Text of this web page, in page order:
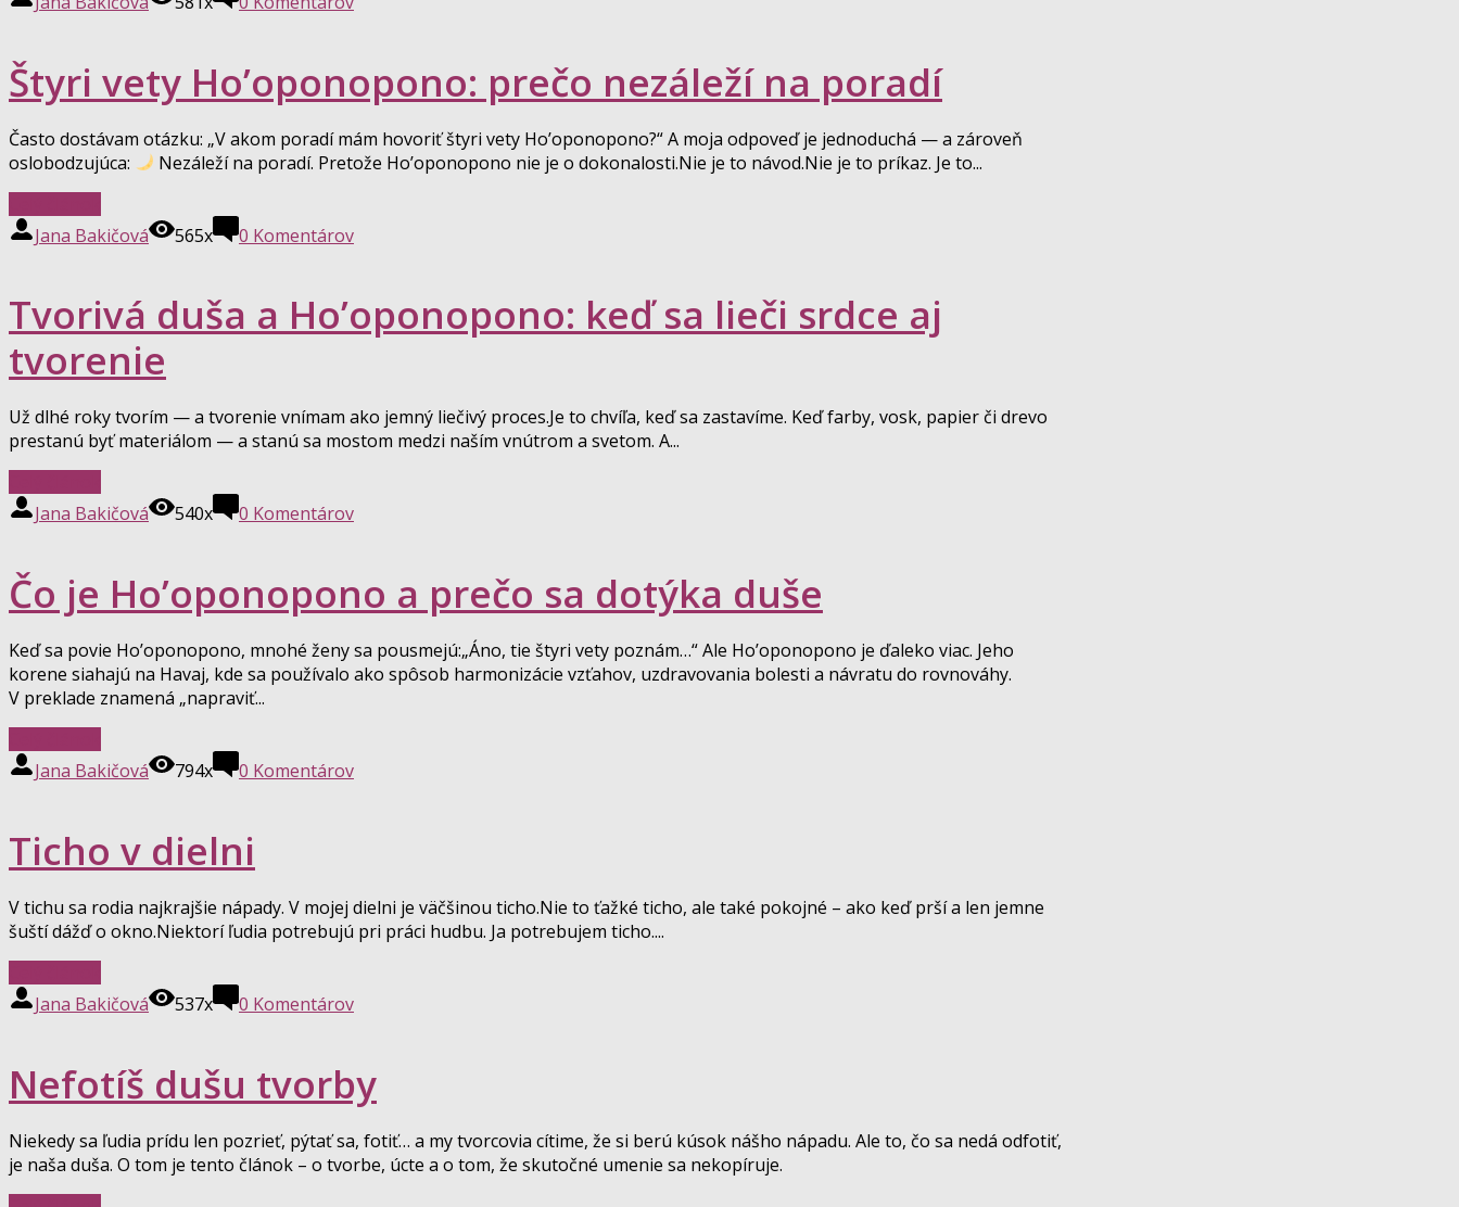
Štyri vety Ho’oponopono: prečo nezáleží na poradí
Často dostávam otázku: „V akom poradí mám hovoriť štyri vety Ho’oponopono?“ A moja odpoveď je jednoduchá — a zároveň
oslobodzujúca:
Nezáleží na poradí. Pretože Ho’oponopono nie je o dokonalosti.Nie je to návod.Nie je to príkaz. Je to...
Jana Bakičová
565x 0 Komentárov
Tvorivá duša a Ho’oponopono: keď sa lieči srdce aj
tvorenie
Už dlhé roky tvorím — a tvorenie vnímam ako jemný liečivý proces.Je to chvíľa, keď sa zastavíme. Keď farby, vosk, papier či drevo
prestanú byť materiálom — a stanú sa mostom medzi naším vnútrom a svetom. A...
Jana Bakičová
540x 0 Komentárov
Čo je Ho’oponopono a prečo sa dotýka duše
Keď sa povie Ho’oponopono, mnohé ženy sa pousmejú:„Áno, tie štyri vety poznám…“ Ale Ho’oponopono je ďaleko viac. Jeho
korene siahajú na Havaj, kde sa používalo ako spôsob harmonizácie vzťahov, uzdravovania bolesti a návratu do rovnováhy.
V preklade znamená „napraviť...
Jana Bakičová
794x 0 Komentárov
Ticho v dielni
V tichu sa rodia najkrajšie nápady. V mojej dielni je väčšinou ticho.Nie to ťažké ticho, ale také pokojné – ako keď prší a len jemne
šuští dážď o okno.Niektorí ľudia potrebujú pri práci hudbu. Ja potrebujem ticho....
Jana Bakičová
537x 0 Komentárov
Nefotíš dušu tvorby
Niekedy sa ľudia prídu len pozrieť, pýtať sa, fotiť… a my tvorcovia cítime, že si berú kúsok nášho nápadu. Ale to, čo sa nedá odfotiť,
je naša duša. O tom je tento článok – o tvorbe, úcte a o tom, že skutočné umenie sa nekopíruje.